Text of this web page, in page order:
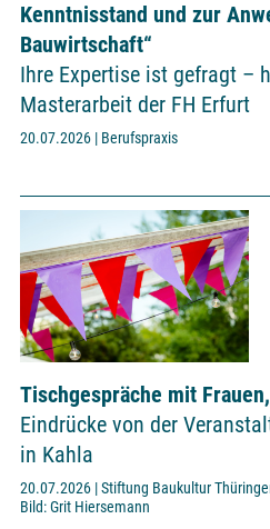
Kenntnisstand und zur
Bauwirtschaft“
Ihre Expertise ist gefragt –
Masterarbeit der FH Erfurt
20.07.2026 | Berufspraxis
Tischgespräche mit
Eindrücke von der
in Kahla
20.07.2026 | Stiftung Baukultur
Bild: Grit Hiersemann